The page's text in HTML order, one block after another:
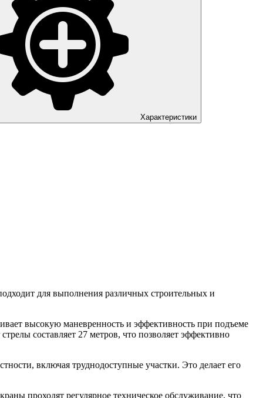
Характеристики
для выполнения различных строительных и
высокую маневренность и эффективность при подъеме
составляет 27 метров, что позволяет эффективно
включая труднодоступные участки. Это делает его
проходят регулярное техническое обслуживание, что